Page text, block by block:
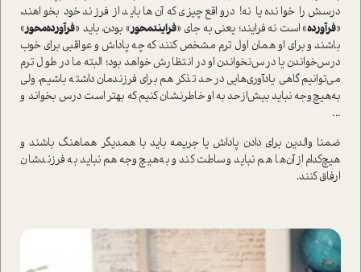
درسش را خوانده يا نه! درواقع چيزي كه آن‌ها بايد از فرزند خود بخواهند،
«فرآورده» است نه فرايند؛ يعني به جاي «فرايند‌محور» بودن، بايد «فرآورده‌محور»
باشند و براي او همان اول ترم مشخص كنند كه چه پاداش و عواقبي براي خوب
درس‌خواندن يا درس‌نخواندن او در انتظارش خواهد بود؛ البته ما در طول ترم
مي‌توانيم گاهي يادآوري‌هايي در حد تذكر هم براي فرزندمان داشته باشيم، ولي
به‌هيچ‌وجه نبايد بيش‌از‌حد به او خاطر‌نشان كنيم كه بهتر است درس بخواند و
...
ضمنا والدين براي دادن پاداش يا جريمه بايد با همديگر هماهنگ باشند و
هيچ‌كدام از آن‌ها هم نبايد وساطت كند و به‌هيچ‌وجه هم نبايد به فرزندشان
ارفاق كنند.